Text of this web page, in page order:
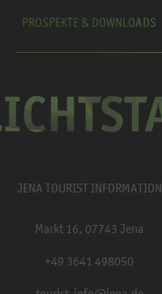
PROSPEKTE & DOWNLOADS
JENA TOURIST INFORMATION
Markt 16, 07743 Jena
+49 3641 498050